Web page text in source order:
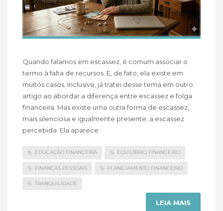
Quando falamos em escassez, é comum associar o
termo à falta de recursos. E, de fato, ela existe em
muitos casos. Inclusive, já tratei desse tema em outro
artigo ao abordar a diferença entre escassez e folga
financeira. Mas existe uma outra forma de escassez,
mais silenciosa e igualmente presente: a escassez
percebida. Ela aparece
EDUCAÇÃO FINANCEIRA EQUILÍBRIO FINANCEIRO
FINANÇAS PESSOAIS PLANEJAMENTO FINANCEIRO
TRANQUILIDADE
LEIA MAIS